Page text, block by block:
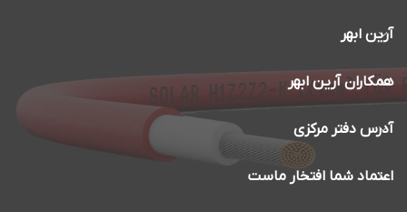
آرین ابهر
همکاران آرین ابهر
آدرس دفتر مرکزی
اعتماد شما افتخار ماست